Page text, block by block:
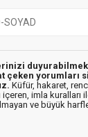
çeken yorumları
Küfür, hakaret,
imla kuralları
ve büyük